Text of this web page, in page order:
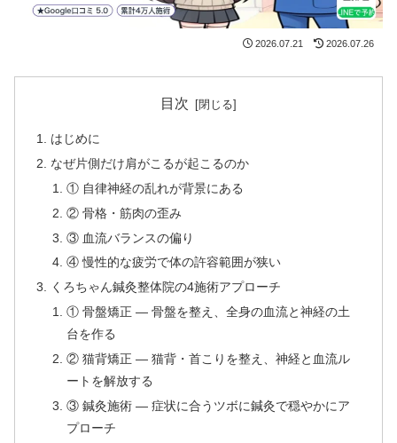
2026.07.21 2026.07.26
目次
はじめに
なぜ片側だけ肩がこるが起こるのか
① 自律神経の乱れが背景にある
② 骨格・筋肉の歪み
③ 血流バランスの偏り
④ 慢性的な疲労で体の許容範囲が狭い
くろちゃん鍼灸整体院の4施術アプローチ
① 骨盤矯正 — 骨盤を整え、全身の血流と神経の土
台を作る
② 猫背矯正 — 猫背・首こりを整え、神経と血流ル
ートを解放する
③ 鍼灸施術 — 症状に合うツボに鍼灸で穏やかにア
プローチ